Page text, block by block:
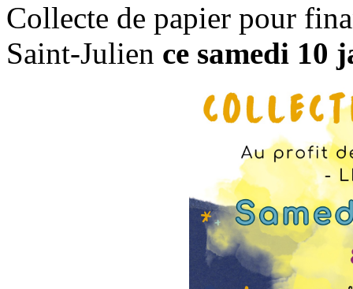
Collecte de papier pour
Saint-Julien ce samedi 10